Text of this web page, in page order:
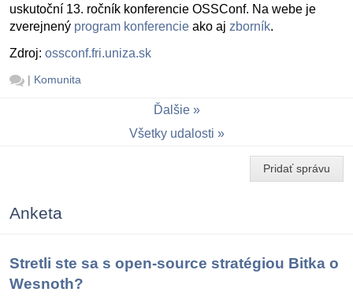
uskutoční 13. ročník konferencie OSSConf. Na webe je
zverejnený program konferencie ako aj zborník.
Zdroj: ossconf.fri.uniza.sk
| Komunita
Ďalšie
Všetky udalosti
Pridať správu
Anketa
Stretli ste sa s open-source stratégiou Bitka o
Wesnoth?